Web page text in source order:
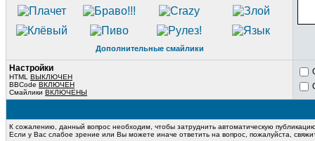
Дополнительные смайлики
Настройки
HTML ВЫКЛЮЧЕН
BBCode ВКЛЮЧЕН
Смайлики ВКЛЮЧЕНЫ
К сожалению, данный вопрос необходим, чтобы затруднить автоматическую
Если у Вас слабое зрение или Вы можете иначе ответить на вопрос, пожалуйста,